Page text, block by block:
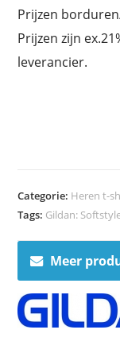
Prijzen
Prijzen zijn
leverancier.
Categorie: Heren t-
Tags: Gildan:
Meer